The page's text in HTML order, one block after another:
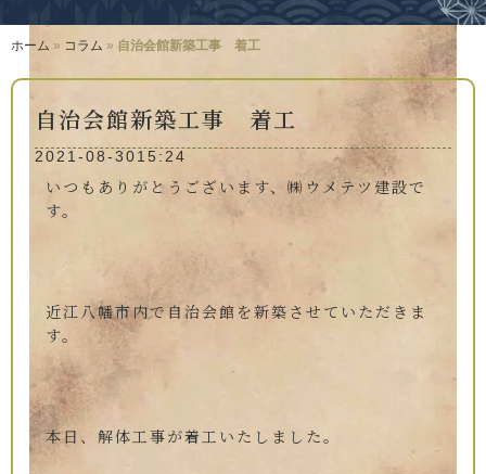
ホーム » コラム » 自治会館新築工事 着工
自治会館新築工事 着工
2021-08-3015:24
いつもありがとうございます、㈱ウメテツ建設で
す。
近江八幡市内で自治会館を新築させていただきま
す。
本日、解体工事が着工いたしました。